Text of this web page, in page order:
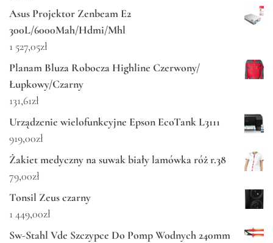
Asus Projektor Zenbeam E2
300L/6000Mah/Hdmi/Mhl
1 527,05zł
Planam Bluza Robocza Highline Czerwony/
Łupkowy/Czarny
131,61zł
Urządzenie wielofunkcyjne Epson EcoTank L3111
919,00zł
Żakiet medyczny na suwak biały lamówka róż r.38
79,00zł
Tonsil Zeus czarny
1 449,00zł
Sw-Stahl Vde Szczypce Do Pomp Wodnych 240mm